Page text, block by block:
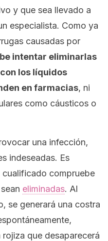
y que sea llevado a
especialista. Como ya
causadas por
intentar eliminarlas
los líquidos
en farmacias, ni
como cáusticos o
una infección,
indeseadas. Es
compruebe
eliminadas. Al
se generará una costra
que desaparecerá